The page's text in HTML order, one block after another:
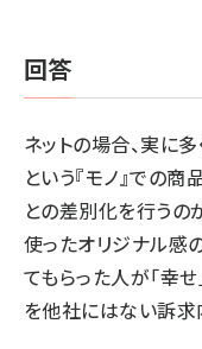
回答
ネットの場合、実に
という『モノ』での
との差別化を行うの
使ったオリジナル感
てもらった人が「幸せ
を他社にはない訴求